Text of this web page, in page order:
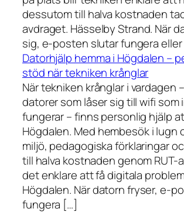
dessutom till halva kostnaden
avdraget. Hässelby Strand. När
sig, e-posten slutar fungera
Datorhjälp hemma i Högdalen –
stöd när tekniken krånglar
När tekniken krånglar i vardagen
datorer som låser sig till wifi som
fungerar – finns personlig hjälp
Högdalen. Med hembesök i lugn
miljö, pedagogiska förklaringar
till halva kostnaden genom RUT-
det enklare att få digitala
Högdalen. När datorn fryser, e-
fungera […]